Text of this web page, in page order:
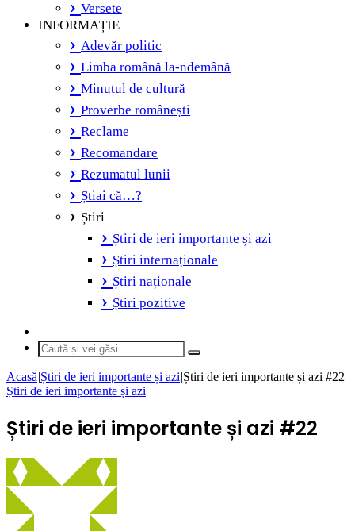
Versete
INFORMAȚIE
Adevăr politic
Limba română la-ndemână
Minutul de cultură
Proverbe românești
Reclame
Recomandare
Rezumatul lunii
Știai că…?
Știri
Știri de ieri importante și azi
Știri internaționale
Știri naționale
Știri pozitive
skin
Caută
și
vei
Acasă|Știri de ieri importante și azi|Știri de ieri importante și azi #22
Știri de ieri importante și azi
Știri de ieri importante și azi #22